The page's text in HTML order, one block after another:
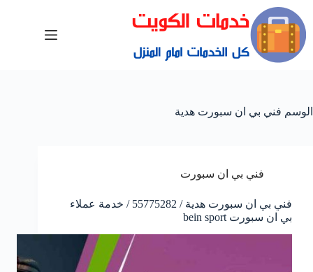
الوسم فني بي ان سبورت هدية
فني بي ان سبورت
فني بي ان سبورت هدية / 55775282 / خدمة عملاء
بي ان سبورت bein sport